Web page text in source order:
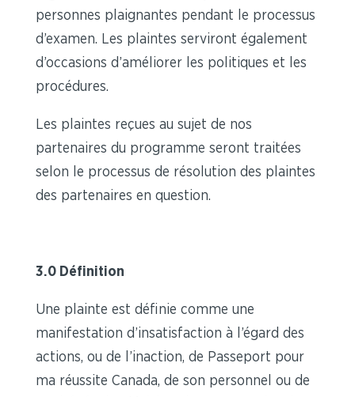
personnes plaignantes pendant le processus
d’examen. Les plaintes serviront également
d’occasions d’améliorer les politiques et les
procédures.
Les plaintes reçues au sujet de nos
partenaires du programme seront traitées
selon le processus de résolution des plaintes
des partenaires en question.
3.0 Définition
Une plainte est définie comme une
manifestation d’insatisfaction à l’égard des
actions, ou de l’inaction, de Passeport pour
ma réussite Canada, de son personnel ou de